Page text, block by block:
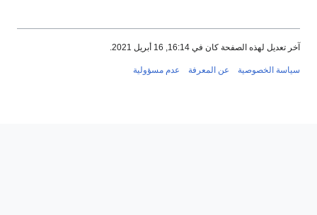
آخر تعديل لهذه الصفحة كان في 16:14, 16 أبريل 2021.
سياسة الخصوصية عن المعرفة عدم مسؤولية